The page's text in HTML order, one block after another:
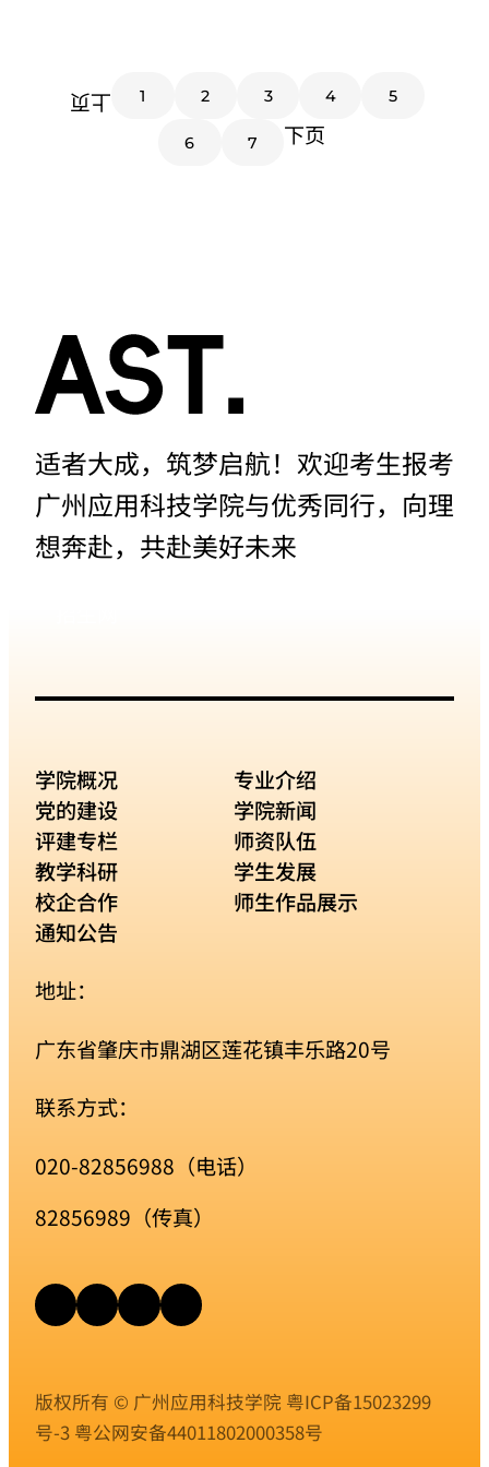
上页 1 2 3 4 5
6 7 下页
适者大成，筑梦启航！欢迎考生报考
广州应用科技学院与优秀同行，向理
想奔赴，共赴美好未来
地址：
广东省肇庆市鼎湖区莲花镇丰乐路20号
联系方式：
020-82856988（电话）
82856989（传真）
学院概况
专业介绍
党的建设
学院新闻
评建专栏
师资队伍
教学科研
学生发展
校企合作
师生作品展示
通知公告
版权所有 © 广州应用科技学院 粤ICP备15023299
号-3 粤公网安备44011802000358号